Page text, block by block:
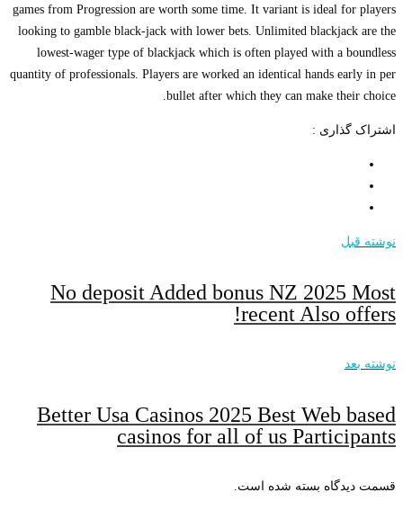
games from Progression are worth some time. It variant is ideal for players
looking to gamble black-jack with lower bets. Unlimited blackjack are the
lowest-wager type of blackjack which is often played with a boundless
quantity of professionals. Players are worked an identical hands early in per
bullet after which they can make their choice.
اشتراک گذاری :
نوشته قبل
No deposit Added bonus NZ 2025 Most
recent Also offers!
نوشته بعد
Better Usa Casinos 2025 Best Web based
casinos for all of us Participants
قسمت دیدگاه بسته شده است.